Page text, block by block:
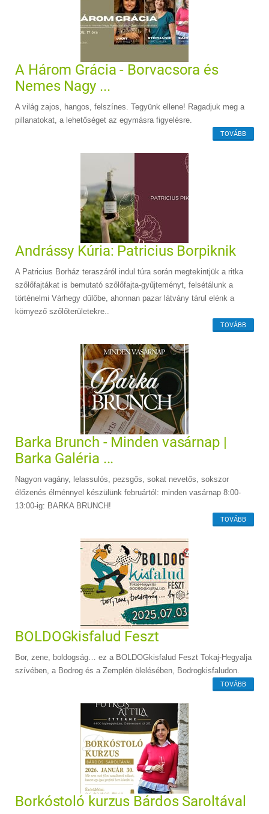
A Három Grácia - Borvacsora és
Nemes Nagy ...
A világ zajos, hangos, felszínes. Tegyünk ellene! Ragadjuk meg a
pillanatokat, a lehetőséget az egymásra figyelésre.
TOVÁBB
Andrássy Kúria: Patricius Borpiknik
A Patricius Borház teraszáról indul túra során megtekintjük a ritka
szőlőfajtákat is bemutató szőlőfajta-gyűjteményt, felsétálunk a
történelmi Várhegy dűlőbe, ahonnan pazar látvány tárul elénk a
környező szőlőterületekre..
TOVÁBB
Barka Brunch - Minden vasárnap |
Barka Galéria ...
Nagyon vagány, lelassulós, pezsgős, sokat nevetős, sokszor
élőzenés élménnyel készülünk februártól: minden vasárnap 8:00-
13:00-ig: BARKA BRUNCH!
TOVÁBB
BOLDOGkisfalud Feszt
Bor, zene, boldogság… ez a BOLDOGkisfalud Feszt Tokaj-Hegyalja
szívében, a Bodrog és a Zemplén ölelésében, Bodrogkisfaludon.
TOVÁBB
Borkóstoló kurzus Bárdos Saroltával